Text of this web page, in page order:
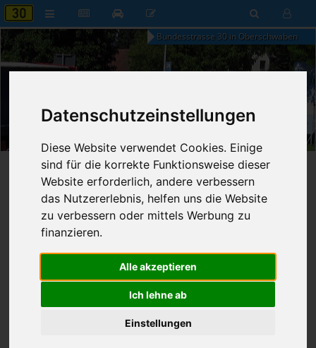
Datenschutzeinstellungen
Diese Website verwendet Cookies. Einige
sind für die korrekte Funktionsweise dieser
Website erforderlich, andere verbessern
das Nutzererlebnis, helfen uns die Website
zu verbessern oder mittels Werbung zu
finanzieren.
Alle akzeptieren
Ich lehne ab
Einstellungen
Bundesstrasse 30 in Oberschwaben
12:13
Startseite» B30 aktuell»Nachrichten
28.02.2023 - 18:20 Uhr
Franz Fischer
Nr. 8127
849
Eisplatte fällt von Laster
Dellmensingen
2 Fahrzeuge
500 Euro Sachschaden